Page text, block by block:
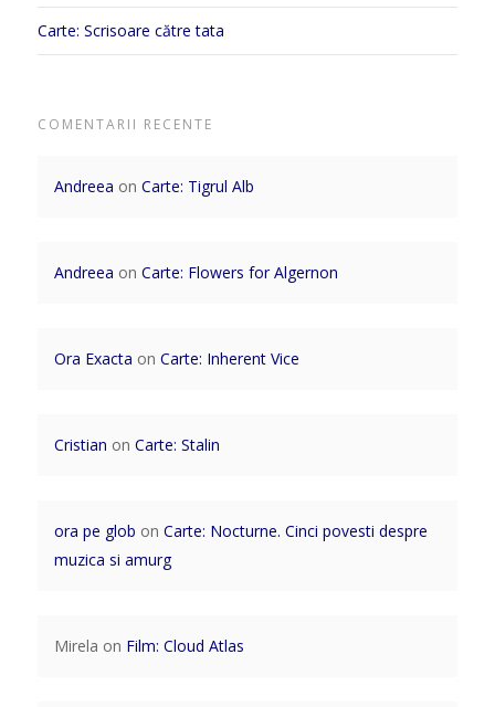
Carte: Scrisoare către tata
COMENTARII RECENTE
Andreea on Carte: Tigrul Alb
Andreea on Carte: Flowers for Algernon
Ora Exacta on Carte: Inherent Vice
Cristian on Carte: Stalin
ora pe glob on Carte: Nocturne. Cinci povesti despre
muzica si amurg
Mirela on Film: Cloud Atlas